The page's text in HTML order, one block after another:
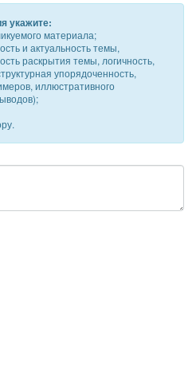
укажите:
материала;
и актуальность темы,
раскрытия темы, логичность,
упорядоченность,
иллюстративного